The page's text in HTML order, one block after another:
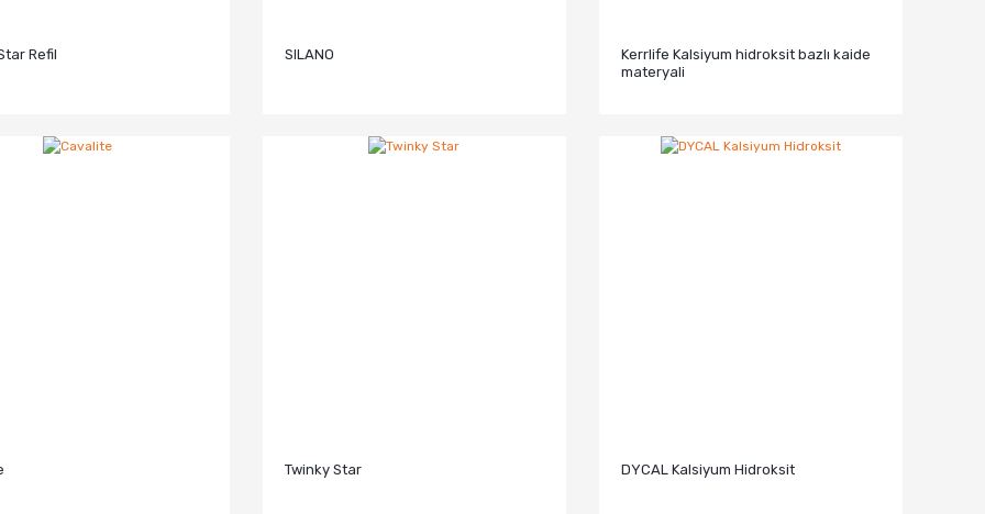
Refil SILANO
Kerrlife Kalsiyum hidroksit bazlı kaide
materyali
Twinky Star DYCAL Kalsiyum Hidroksit